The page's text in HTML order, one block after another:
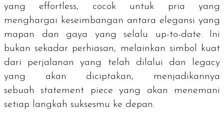
yang effortless, cocok untuk pria yang
menghargai keseimbangan antara elegansi yang
mapan dan gaya yang selalu
up-to-date. Ini
bukan sekadar perhiasan, melainkan simbol kuat
dari perjalanan yang telah dilalui dan
legacy
yang akan diciptakan, menjadikannya
sebuah statement piece yang akan menemani
setiap langkah suksesmu ke depan.